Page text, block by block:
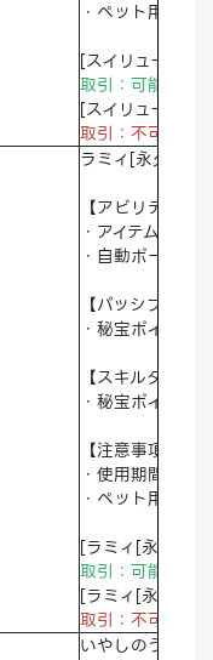
・ペット用大人
[スイリュー[永
取引：可能 破棄
[スイリュー[永久]
取引：不可
ラミィ[永久]を
【アビリティ】
・アイテム自動
・自動ポーショ
【パッシブスキ
・秘宝ポイント
【スキルタイプ】
・秘宝ポイントA
【注意事項】
・使用期間：永
・ペット用大人
[ラミィ[永久]分
取引：可能 破棄
[ラミィ[永久]
取引：不可
いやしのうーぱ